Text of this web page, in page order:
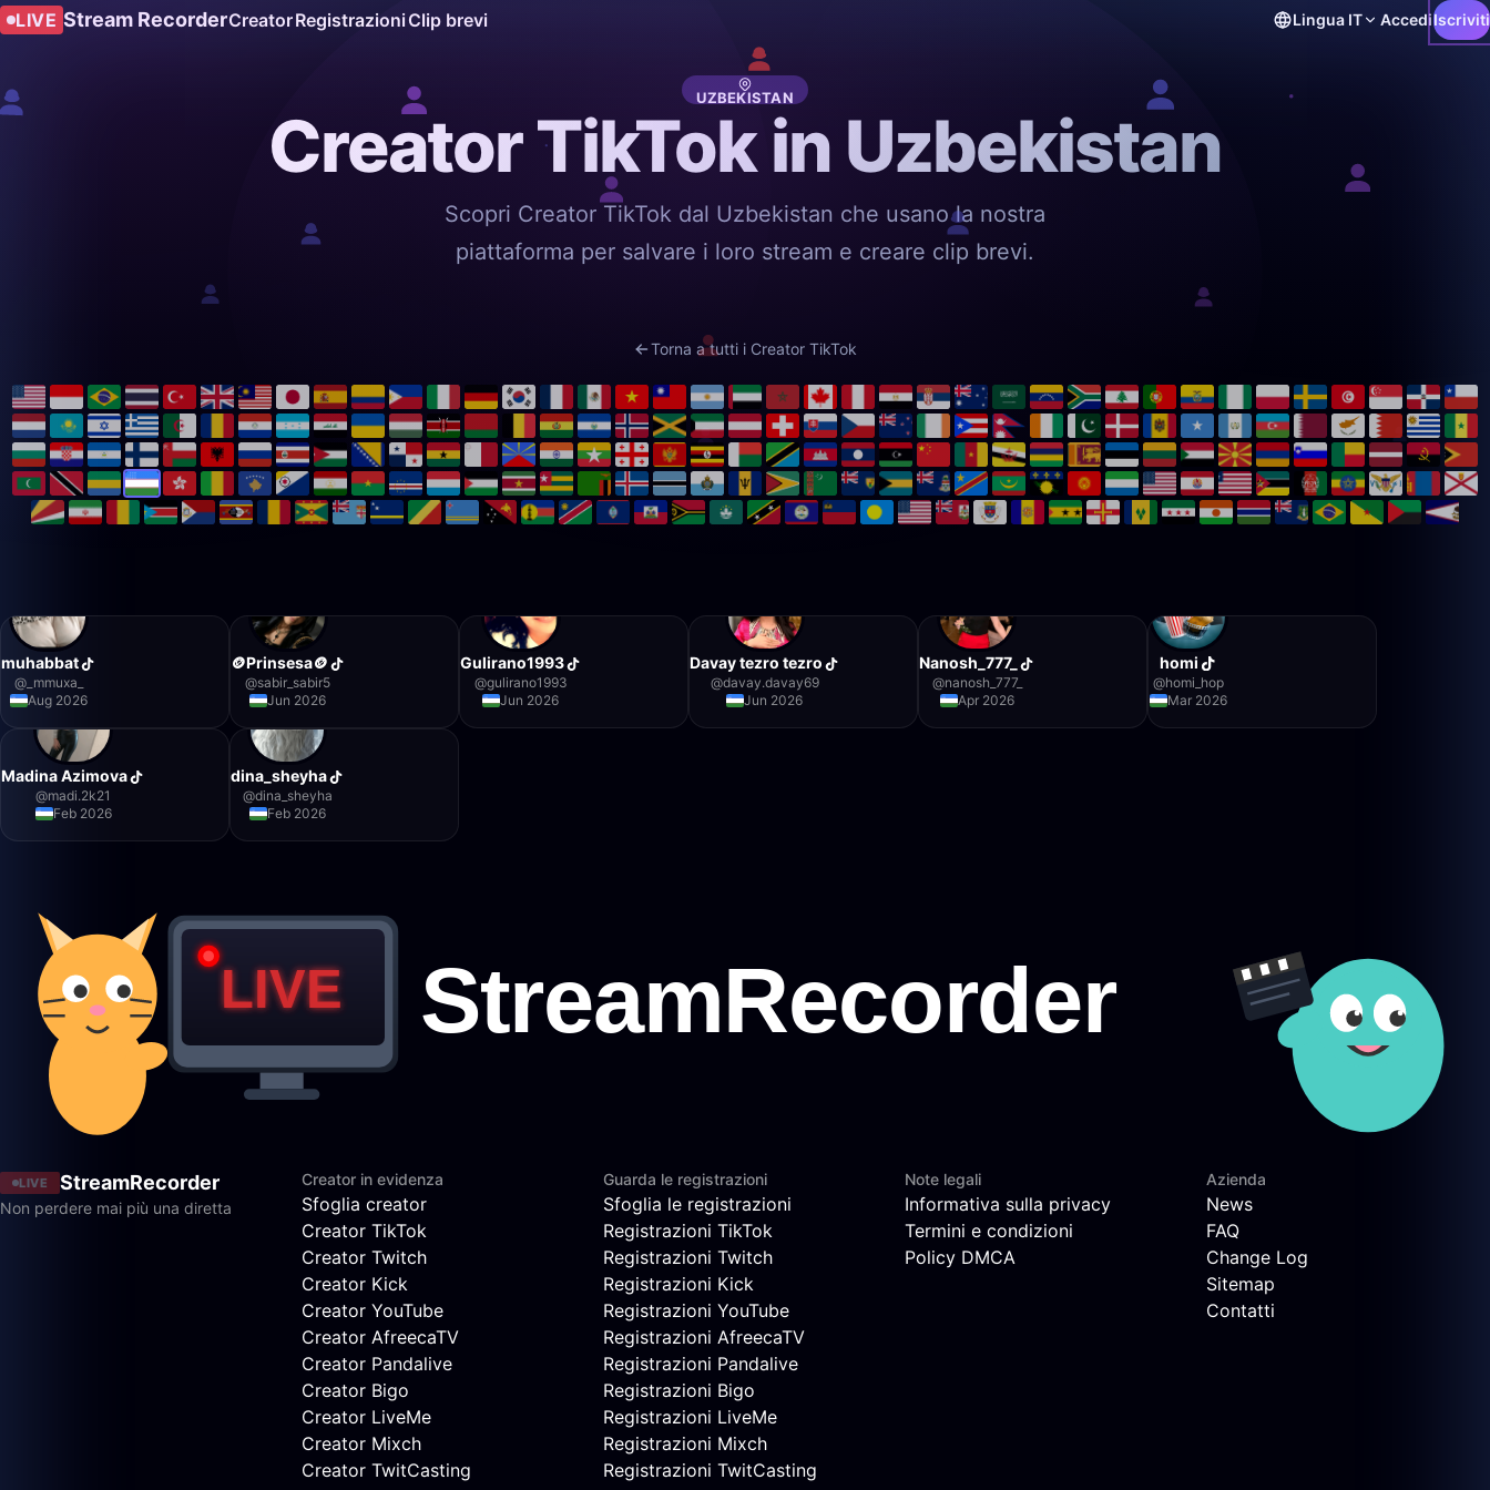
LIVE Stream RecorderCreatorRegistrazioni Clip brevi Lingua IT AccediIscriviti
UZBEKISTAN
Creator TikTok in Uzbekistan
Scopri Creator TikTok dal Uzbekistan che usano la nostra
piattaforma per salvare i loro stream e creare clip brevi.
Torna a tutti i Creator TikTok
muhabbat
@ _mmuxa_
Aug 2026
🪙Prinsesa🪙
@sabir_sabir5
Jun 2026
Gulirano1993
@gulirano1993
Jun 2026
Davay tezro tezro
@davay.davay69
Jun 2026
Nanosh_777_
@nanosh_777_
Apr 2026
homi
@homi_hop
Mar 2026
Madina Azimova
@madi.2k21
Feb 2026
dina_sheyha
@dina_sheyha
Feb 2026
LIVE StreamRecorder
Non perdere mai più una diretta
Creator in evidenza
Sfoglia creator
Creator TikTok
Creator Twitch
Creator Kick
Creator YouTube
Creator AfreecaTV
Creator Pandalive
Creator Bigo
Creator LiveMe
Creator Mixch
Creator TwitCasting
Guarda le registrazioni
Sfoglia le registrazioni
Registrazioni TikTok
Registrazioni Twitch
Registrazioni Kick
Registrazioni YouTube
Registrazioni AfreecaTV
Registrazioni Pandalive
Registrazioni Bigo
Registrazioni LiveMe
Registrazioni Mixch
Registrazioni TwitCasting
Note legali
Informativa sulla privacy
Termini e condizioni
Policy DMCA
Azienda
News
FAQ
Change Log
Sitemap
Contatti